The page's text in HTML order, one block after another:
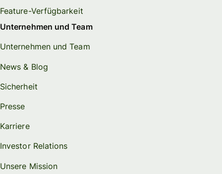
Feature-Verfügbarkeit
Unternehmen und Team
Unternehmen und Team
News & Blog
Sicherheit
Presse
Karriere
Investor Relations
Unsere Mission